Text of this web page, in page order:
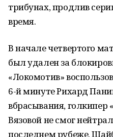
трибунах, продлив
время.
В начале четвертого
был удален за
«Локомотив»
6-й минуте Рихард
вбрасывания, голкипер
Вязовой не смог
последнем рубеже.